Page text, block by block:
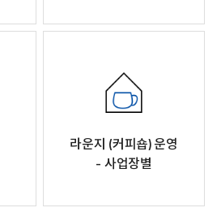
라운지 (커피숍) 운영
- 사업장별